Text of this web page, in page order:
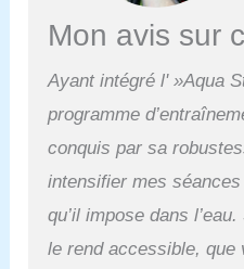
Mon avis sur
Ayant intégré l' »Aqua
programme
conquis par sa
intensifier mes
qu’il impose dans
le rend accessible, que